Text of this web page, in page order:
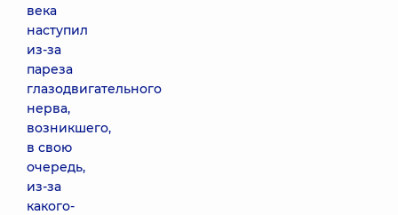
века
наступил
из-за
пареза
глазодвигательного
нерва,
возникшего,
в свою
очередь,
из-за
какого-